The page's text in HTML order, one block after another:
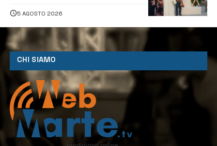
nella tragedia di Marcinelle
5 AGOSTO 2026
CHI SIAMO